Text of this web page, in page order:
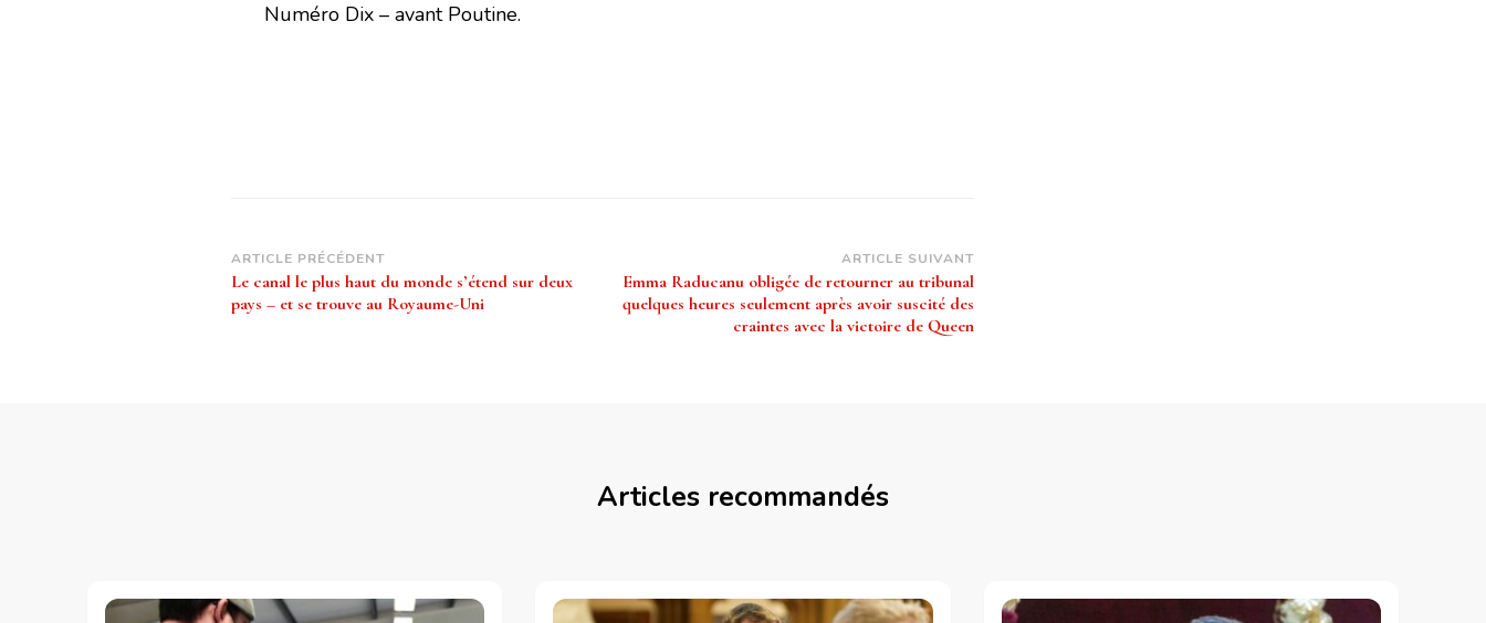
Numéro Dix – avant Poutine.
Navigation
d’article
ARTICLE PRÉCÉDENT
Le canal le plus haut du monde s’étend sur deux
pays – et se trouve au Royaume-Uni
ARTICLE SUIVANT
Emma Raducanu obligée de retourner au tribunal
quelques heures seulement après avoir suscité des
craintes avec la victoire de Queen
Articles recommandés